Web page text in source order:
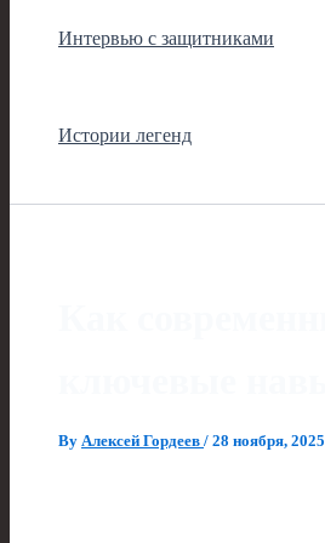
Интервью с защитниками
Истории легенд
By Алексей Гордеев / 28 ноября, 2025